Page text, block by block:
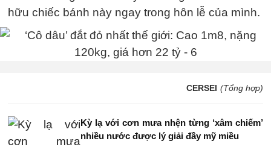
hữu chiếc bánh này ngay trong hôn lễ của mình.
CERSEI (Tổng hợp)
Kỳ lạ với cơn mưa nhện từng ‘xâm chiếm’
nhiều nước được lý giải đầy mỹ miều